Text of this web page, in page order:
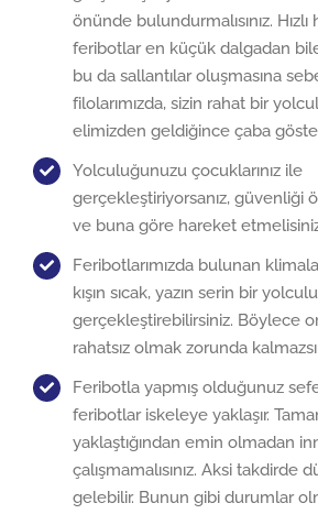
önünde bulundurmalısınız.
feribotlar en küçük dalgadan
bu da sallantılar oluşmasına
filolarımızda, sizin rahat bir
elimizden geldiğince çaba
Yolculuğunuzu çocuklarınız ile
gerçekleştiriyorsanız, güvenliği
ve buna göre hareket
Feribotlarımızda bulunan
kışın sıcak, yazın serin bir
gerçekleştirebilirsiniz. Böylece
rahatsız olmak zorunda
Feribotla yapmış olduğunuz
feribotlar iskeleye yaklaşır.
yaklaştığından emin olmadan
çalışmamalısınız. Aksi takdirde
gelebilir. Bunun gibi durumlar